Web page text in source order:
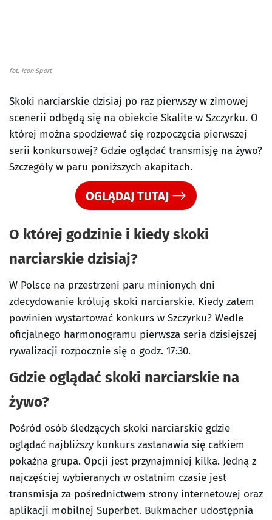
fot. Icon Sport
Skoki narciarskie dzisiaj po raz pierwszy w zimowej
scenerii odbędą się na obiekcie Skalite w Szczyrku. O
której można spodziewać się rozpoczęcia pierwszej
serii konkursowej? Gdzie oglądać transmisję na żywo?
Szczegóły w paru poniższych akapitach.
OGLĄDAJ TUTAJ
O której godzinie i kiedy skoki
narciarskie dzisiaj?
W Polsce na przestrzeni paru minionych dni
zdecydowanie królują skoki narciarskie. Kiedy zatem
powinien wystartować konkurs w Szczyrku? Wedle
oficjalnego harmonogramu pierwsza seria dzisiejszej
rywalizacji rozpocznie się o godz. 17:30.
Gdzie oglądać skoki narciarskie na
żywo?
Pośród osób śledzących skoki narciarskie gdzie
oglądać najbliższy konkurs zastanawia się całkiem
pokaźna grupa. Opcji jest przynajmniej kilka. Jedną z
najczęściej wybieranych w ostatnim czasie jest
transmisja za pośrednictwem strony internetowej oraz
aplikacji mobilnej Superbet. Bukmacher udostępnia